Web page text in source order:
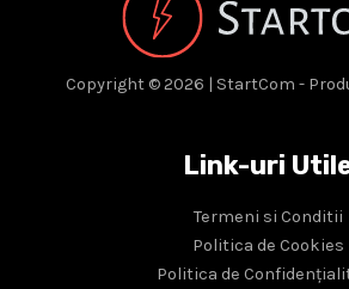
Copyright © 2026 | StartCom -
Link-uri
Termeni si Conditii
Politica de Cookies
Politica de